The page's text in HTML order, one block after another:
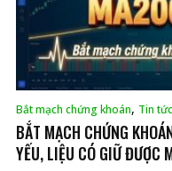
Bắt mạch chứng khoán, Tin
BẮT MẠCH CHỨNG
YẾU, LIỆU CÓ GIỮ ĐƯỢC